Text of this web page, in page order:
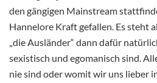
den gängigen Mainstream
Hannelore Kraft gefallen. Es steht
„die Ausländer“ dann dafür
sexistisch und egomanisch sind.
nie sind oder womit wir uns lieber